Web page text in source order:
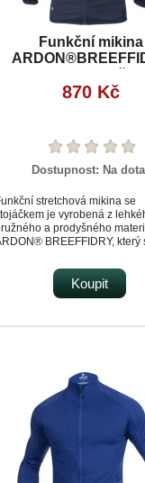
Funkční mikina
870 Kč
Dostupnost: Na
stretchová mikina se
je vyrobená z
a prodyšného
BREEFFIDRY, který
Vnitřní strana je počesaná,
Díky stojáčku udrží krk v teple,
vybavena dvěma spodními
kapsami.
Mikina se výborně přizpůsobí
pohybu díky ergonomickému
střihu s předtvarovanými rukávy.
Je vhodná pro náročné
aktivity, sport i outdoor.
Koupit